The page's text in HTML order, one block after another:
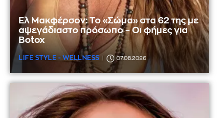
Ελ Μακφέρσον: Το «Σώμα» στα 62 της με
αψεγάδιαστο πρόσωπο – Οι φήμες για
Botox
LIFE STYLE - WELLNESS 07.08.2026